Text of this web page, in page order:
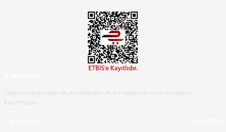
ulaştı.Ürünün paketlenmesi
gayet başarılı hasarsız bir şekilde
teslim aldım. Bu konudaki
hassasiyetleri ve Ürünün kalitesi
Özel kampanyalar ve yeniliklerden ilk siz haberdar olun! Fırsatları
kaçırmayın.